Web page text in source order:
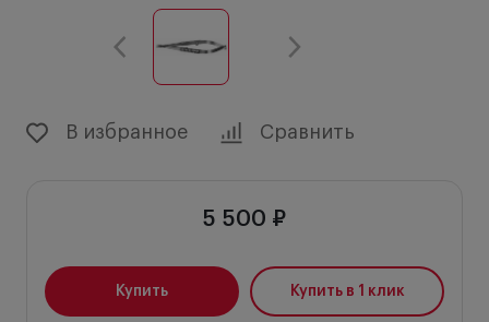
В избранное Сравнить
5 500 ₽
Купить Купить в 1 клик